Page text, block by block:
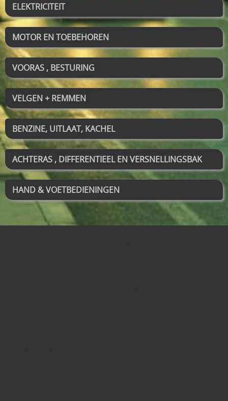
ELEKTRICITEIT
MOTOR EN TOEBEHOREN
VOORAS , BESTURING
VELGEN + REMMEN
BENZINE, UITLAAT, KACHEL
ACHTERAS , DIFFERENTIEEL EN VERSNELLINGSBAK
HAND & VOETBEDIENINGEN